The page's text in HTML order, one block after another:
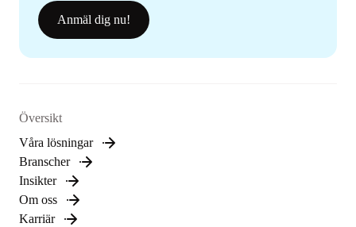
Anmäl dig nu!
Översikt
Våra lösningar
Branscher
Insikter
Om oss
Karriär